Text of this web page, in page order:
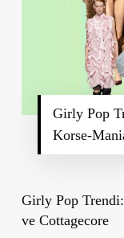
Girly Pop
Korse-
Girly Pop
ve Cottagecore